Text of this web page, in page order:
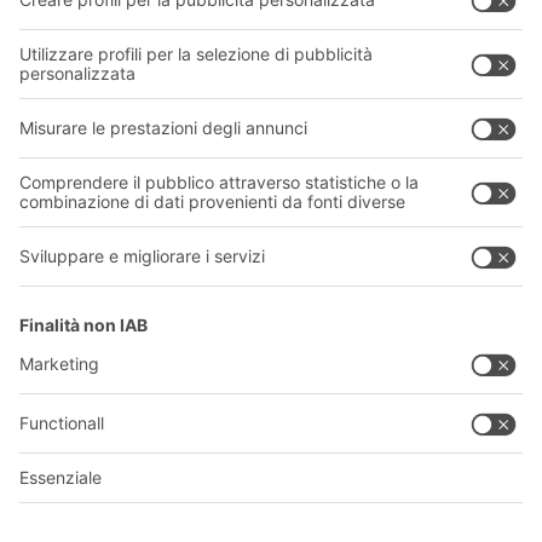
Chi siamo
La nostra rete globale
A BIT O
YOUR LIFE.
011 9063242
© 2026 BITO-Lagertechnik Bittmann GmbH